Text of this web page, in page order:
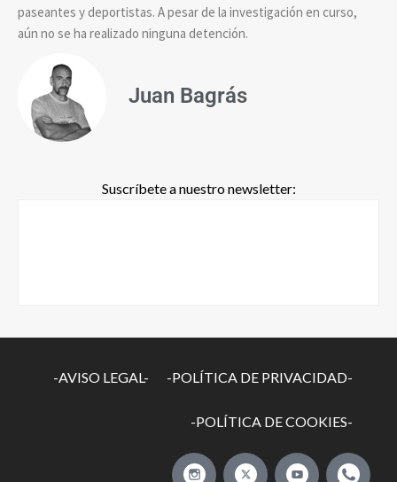
paseantes y deportistas. A pesar de la investigación en curso,
aún no se ha realizado ninguna detención.
Juan Bagrás
Suscríbete a nuestro newsletter:
-AVISO LEGAL- -POLÍTICA DE PRIVACIDAD-
-POLÍTICA DE COOKIES-